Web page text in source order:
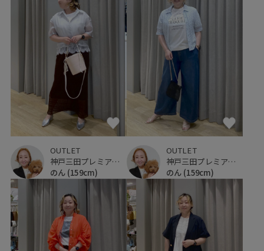
OUTLET
神戸三田プレミアム・アウトレット
のん (159cm)
OUTLET
神戸三田プレミアム・アウトレット
のん (159cm)